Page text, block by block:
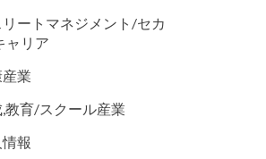
リートマネジメント/セカ
ャリア
業
教育/スクール産業
報